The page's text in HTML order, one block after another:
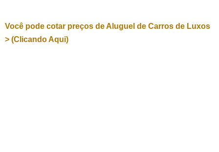
Você pode cotar preços de Aluguel de Carros de Luxos
> (Clicando Aqui)